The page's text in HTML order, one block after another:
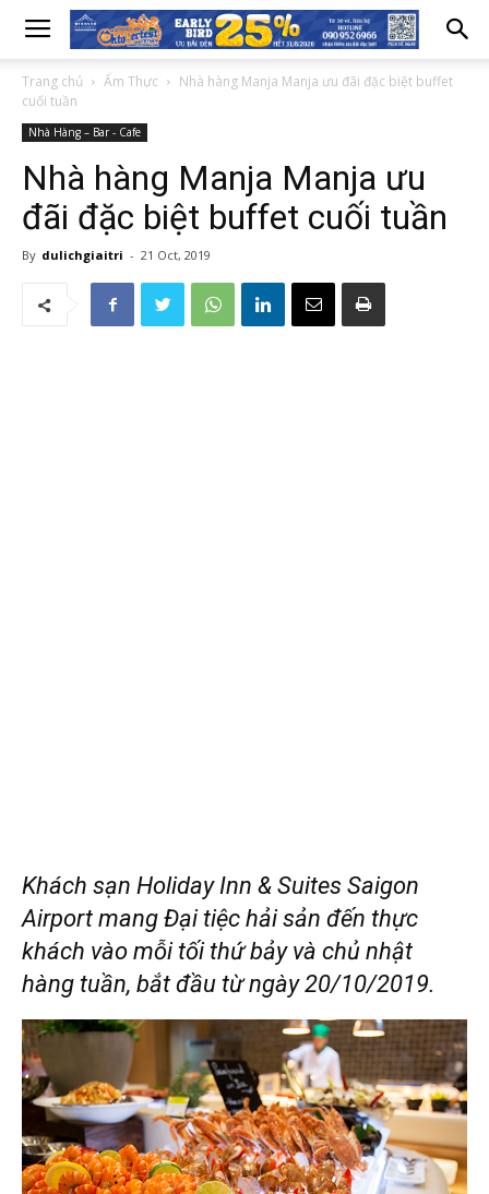
Trang chủ Ẩm Thực
Nhà hàng Manja Manja ưu đãi đặc biệt buffet
cuối tuần
Nhà Hàng – Bar - Cafe
Nhà hàng Manja Manja ưu
đãi đặc biệt buffet cuối tuần
By dulichgiaitri - 21 Oct, 2019
Khách sạn Holiday Inn & Suites Saigon
Airport mang Đại tiệc hải sản đến thực
khách vào mỗi tối thứ bảy và chủ nhật
hàng tuần, bắt đầu từ ngày 20/10/2019.